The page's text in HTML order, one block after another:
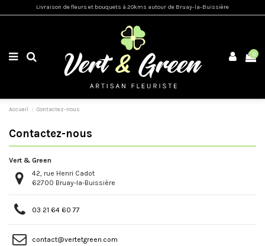
Livraison de fleurs et bouquets à 20kms autour de Bruay-la-Buissière
0
Accueil Contactez-nous
Contactez-nous
Vert & Green
42, rue Henri Cadot
62700 Bruay-la-Buissière
03 21 64 60 77
contact@vertetgreen.com